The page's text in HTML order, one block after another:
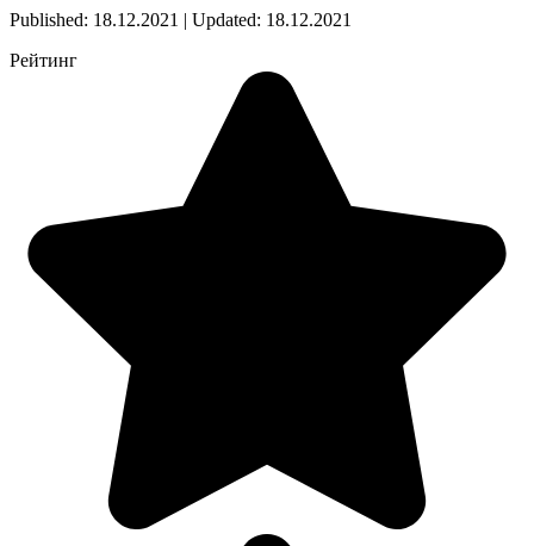
Published: 18.12.2021 | Updated: 18.12.2021
Рейтинг